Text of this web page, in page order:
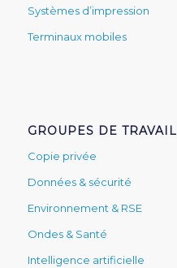
Systèmes d’impression
Terminaux mobiles
GROUPES DE TRAVAIL
Copie privée
Données & sécurité
Environnement & RSE
Ondes & Santé
Intelligence artificielle